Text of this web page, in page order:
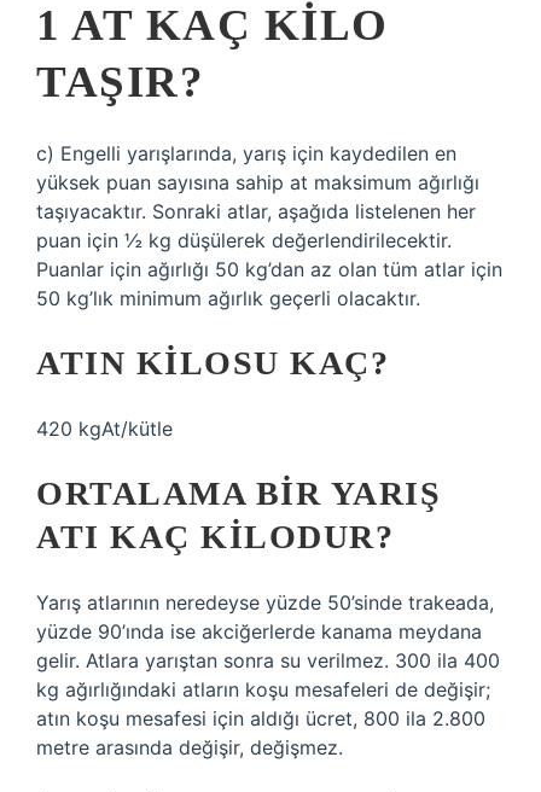
1 AT KAÇ KILO
TAŞIR?
c) Engelli yarışlarında, yarış için kaydedilen en
yüksek puan sayısına sahip at maksimum ağırlığı
taşıyacaktır. Sonraki atlar, aşağıda listelenen her
puan için ½ kg düşülerek değerlendirilecektir.
Puanlar için ağırlığı 50 kg’dan az olan tüm atlar için
50 kg’lık minimum ağırlık geçerli olacaktır.
ATIN KILOSU KAÇ?
420 kgAt/kütle
ORTALAMA BIR YARIŞ
ATI KAÇ KILODUR?
Yarış atlarının neredeyse yüzde 50’sinde trakeada,
yüzde 90’ında ise akciğerlerde kanama meydana
gelir. Atlara yarıştan sonra su verilmez. 300 ila 400
kg ağırlığındaki atların koşu mesafeleri de değişir;
atın koşu mesafesi için aldığı ücret, 800 ila 2.800
metre arasında değişir, değişmez.